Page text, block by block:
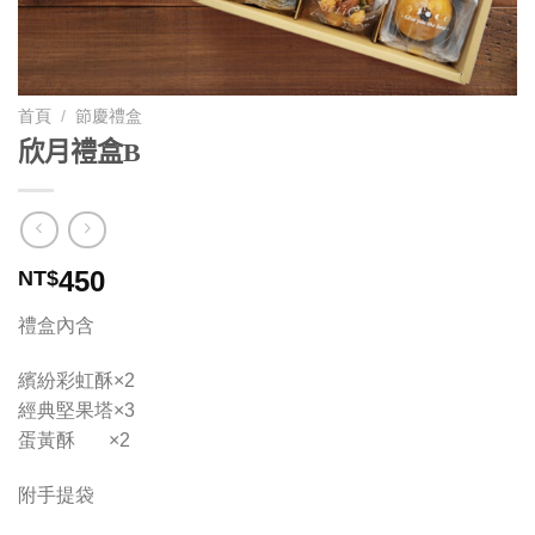
首頁 / 節慶禮盒
欣月禮盒B
NT$450
禮盒內含
繽紛彩虹酥×2
經典堅果塔×3
蛋黃酥 ×2
附手提袋